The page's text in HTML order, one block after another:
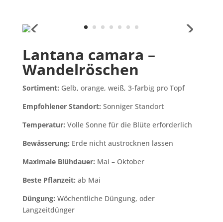
Lantana camara –
Wandelröschen
Sortiment: Gelb, orange, weiß, 3-farbig pro Topf
Empfohlener Standort: Sonniger Standort
Temperatur: Volle Sonne für die Blüte erforderlich
Bewässerung: Erde nicht austrocknen lassen
Maximale Blühdauer: Mai – Oktober
Beste Pflanzeit: ab Mai
Düngung: Wöchentliche Düngung, oder
Langzeitdünger